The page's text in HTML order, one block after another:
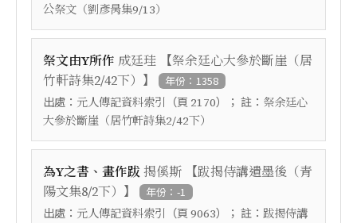
公祭文（劉彥昺集9/13）
祭文由Y所作 成廷珪 【祭余廷心大參於斷崖（居
竹軒詩集2/42下） 】 年份：1358
出處： 元人傳記資料索引 （頁 2170）； 註： 祭余廷心
大參於斷崖（居竹軒詩集2/42下）
為Y之書、畫作跋揭傒斯 【跋揭侍講遺墨後（青
陽文集8/2下） 】 年份：-1
出處： 元人傳記資料索引 （頁 9063）； 註： 跋揭侍講